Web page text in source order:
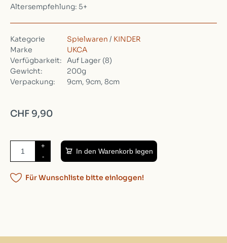
Altersempfehlung: 5+
Kategorie Spielwaren / KINDER
Marke
UKCA
Verfügbarkeit:
Auf Lager (8)
Gewicht:
200g
Verpackung:
9cm, 9cm, 8cm
CHF 9,90
+
-
In den Warenkorb legen
Für Wunschliste bitte einloggen!